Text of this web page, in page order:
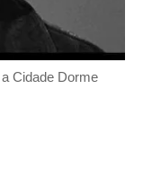
Cidade Dorme